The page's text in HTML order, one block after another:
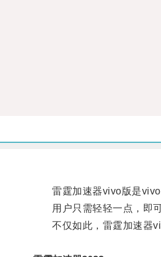
雷霆加速器vivo版是vivo
用户只需轻轻一点，即可
不仅如此，雷霆加速器